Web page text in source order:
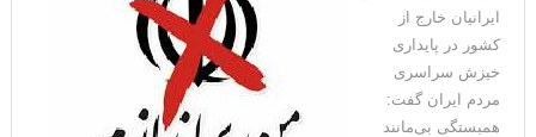
ایرانیان خارج از
کشور در پایداری
خیزش سراسری
مردم ایران گفت:
همبستگی بی‌مانند